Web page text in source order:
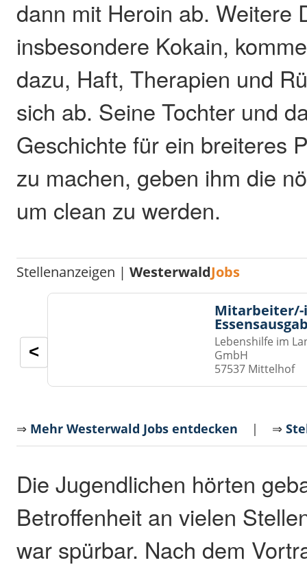
dann mit Heroin ab. Weitere
insbesondere Kokain,
dazu, Haft, Therapien und
sich ab. Seine Tochter und
Geschichte für ein breiteres
zu machen, geben ihm die
um clean zu werden.
Stellenanzeigen |WesterwaldJobs
Lebenshilfe im
GmbH
57537 Mittelhof
<
⇒ Mehr Westerwald Jobs entdecken | ⇒
Die Jugendlichen hörten
Betroffenheit an vielen
war spürbar. Nach dem